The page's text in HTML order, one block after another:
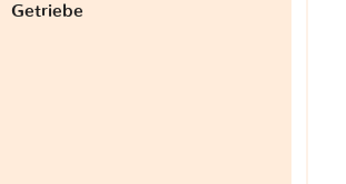
Getriebe